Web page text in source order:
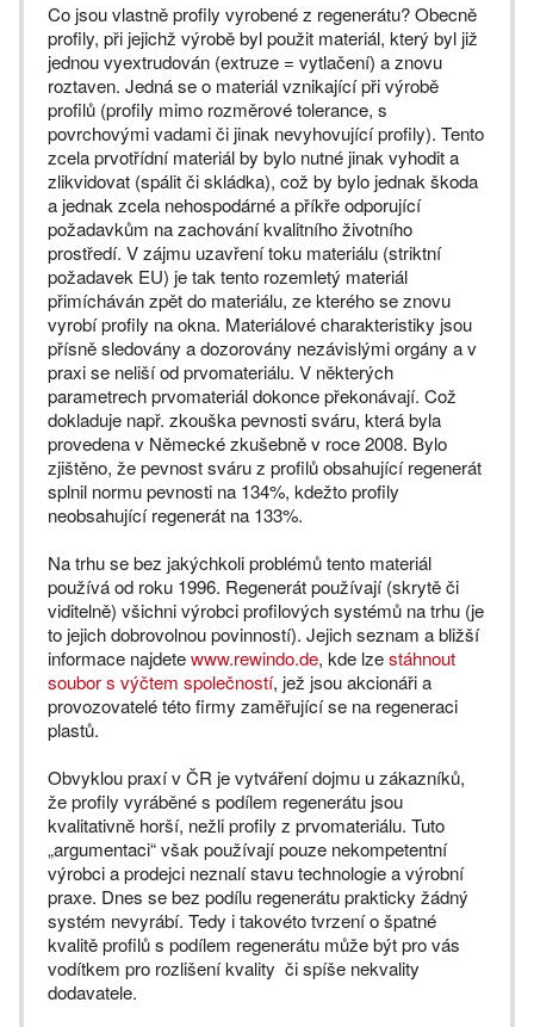
Co jsou vlastně profily vyrobené z regenerátu? Obecně
profily, při jejichž výrobě byl použit materiál, který byl již
jednou vyextrudován (extruze = vytlačení) a znovu
roztaven. Jedná se o materiál vznikající při výrobě
profilů (profily mimo rozměrové tolerance, s
povrchovými vadami či jinak nevyhovující profily). Tento
zcela prvotřídní materiál by bylo nutné jinak vyhodit a
zlikvidovat (spálit či skládka), což by bylo jednak škoda
a jednak zcela nehospodárné a příkře odporující
požadavkům na zachování kvalitního životního
prostředí. V zájmu uzavření toku materiálu (striktní
požadavek EU) je tak tento rozemletý materiál
přimícháván zpět do materiálu, ze kterého se znovu
vyrobí profily na okna. Materiálové charakteristiky jsou
přísně sledovány a dozorovány nezávislými orgány a v
praxi se neliší od prvomateriálu. V některých
parametrech prvomateriál dokonce překonávají. Což
dokladuje např. zkouška pevnosti sváru, která byla
provedena v Německé zkušebně v roce 2008. Bylo
zjištěno, že pevnost sváru z profilů obsahující regenerát
splnil normu pevnosti na 134%, kdežto profily
neobsahující regenerát na 133%.
Na trhu se bez jakýchkoli problémů tento materiál
používá od roku 1996. Regenerát používají (skrytě či
viditelně) všichni výrobci profilových systémů na trhu (je
to jejich dobrovolnou povinností). Jejich seznam a bližší
informace najdetewww.rewindo.de, kde lzestáhnout
soubor s výčtem společností, jež jsou akcionáři a
provozovatelé této firmy zaměřující se na regeneraci
plastů.
Obvyklou praxí v ČR je vytváření dojmu u zákazníků,
že profily vyráběné s podílem regenerátu jsou
kvalitativně horší, nežli profily z prvomateriálu. Tuto
„argumentaci“ však používají pouze nekompetentní
výrobci a prodejci neznalí stavu technologie a výrobní
praxe. Dnes se bez podílu regenerátu prakticky žádný
systém nevyrábí. Tedy i takovéto tvrzení o špatné
kvalitě profilů s podílem regenerátu může být pro vás
vodítkem pro rozlišení kvality či spíše nekvality
dodavatele.